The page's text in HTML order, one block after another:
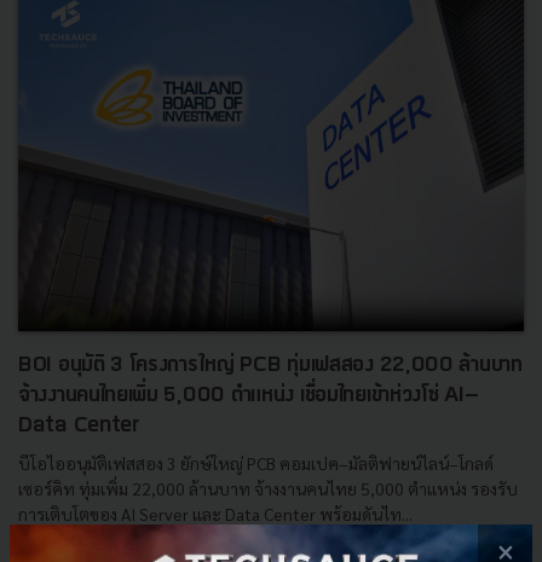
BOI อนุมัติ 3 โครงการใหญ่ PCB ทุ่มเฟสสอง 22,000 ล้านบาท
จ้างงานคนไทยเพิ่ม 5,000 ตำแหน่ง เชื่อมไทยเข้าห่วงโซ่ AI–
Data Center
บีโอไออนุมัติเฟสสอง 3 ยักษ์ใหญ่ PCB คอมเปค–มัลติฟายน์ไลน์–โกลด์
เซอร์คิท ทุ่มเพิ่ม 22,000 ล้านบาท จ้างงานคนไทย 5,000 ตำแหน่ง รองรับ
การเติบโตของ AI Server และ Data Center พร้อมดันไท...
×